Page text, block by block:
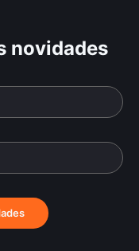
novidades